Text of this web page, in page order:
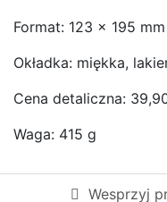
Format: 123 x 195 mm
Okładka: miękka,
Cena detaliczna:
Waga: 415 g
Wesprzyj